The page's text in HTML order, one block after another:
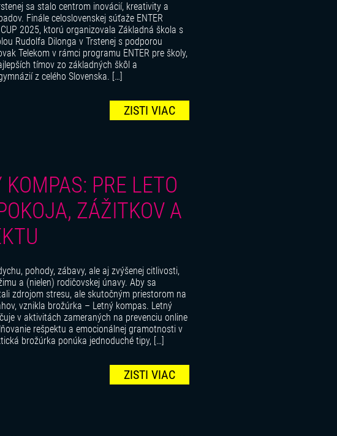
sa stalo centrom inovácií, kreativity a
Finále celoslovenskej súťaže ENTER
CUP 2025, ktorú organizovala Základná škola s
Rudolfa Dilonga v Trstenej s podporou
Telekom v rámci programu ENTER pre školy,
tímov zo základných škôl a
z celého Slovenska. […]
ZISTI VIAC
KOMPAS: PRE LETO
ZÁŽITKOV A
pohody, zábavy, ale aj zvýšenej citlivosti,
a (nielen) rodičovskej únavy. Aby sa
zdrojom stresu, ale skutočným priestorom na
vznikla brožúrka – Letný kompas. Letný
v aktivitách zameraných na prevenciu online
rešpektu a emocionálnej gramotnosti v
brožúrka ponúka jednoduché tipy, […]
ZISTI VIAC